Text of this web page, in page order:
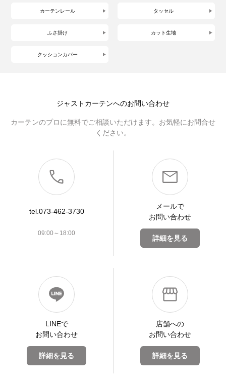
カーテンレール タッセル
ふさ掛け カット生地
クッションカバー
ジャストカーテンへのお問い合わせ
カーテンのプロに無料でご相談いただけます。お気軽にお問合せ
ください。
tel.073-462-3730
09:00～18:00
メールで
お問い合わせ
詳細を見る
LINEで
お問い合わせ
詳細を見る
店舗への
お問い合わせ
詳細を見る